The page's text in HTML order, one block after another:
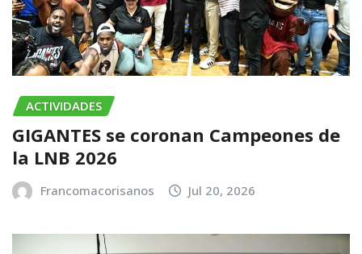
ACTIVIDADES
GIGANTES se coronan Campeones de
la LNB 2026
Francomacorisanos Jul 20, 2026